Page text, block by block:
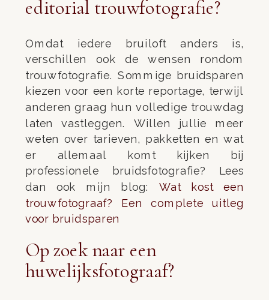
editorial trouwfotografie?
Omdat iedere bruiloft anders is,
verschillen ook de wensen rondom
trouwfotografie. Sommige bruidsparen
kiezen voor een korte reportage, terwijl
anderen graag hun volledige trouwdag
laten vastleggen. Willen jullie meer
weten over tarieven, pakketten en wat
er allemaal komt kijken bij
professionele bruidsfotografie? Lees
dan ook mijn blog: Wat kost een
trouwfotograaf? Een complete uitleg
voor bruidsparen
Op zoek naar een
huwelijksfotograaf?